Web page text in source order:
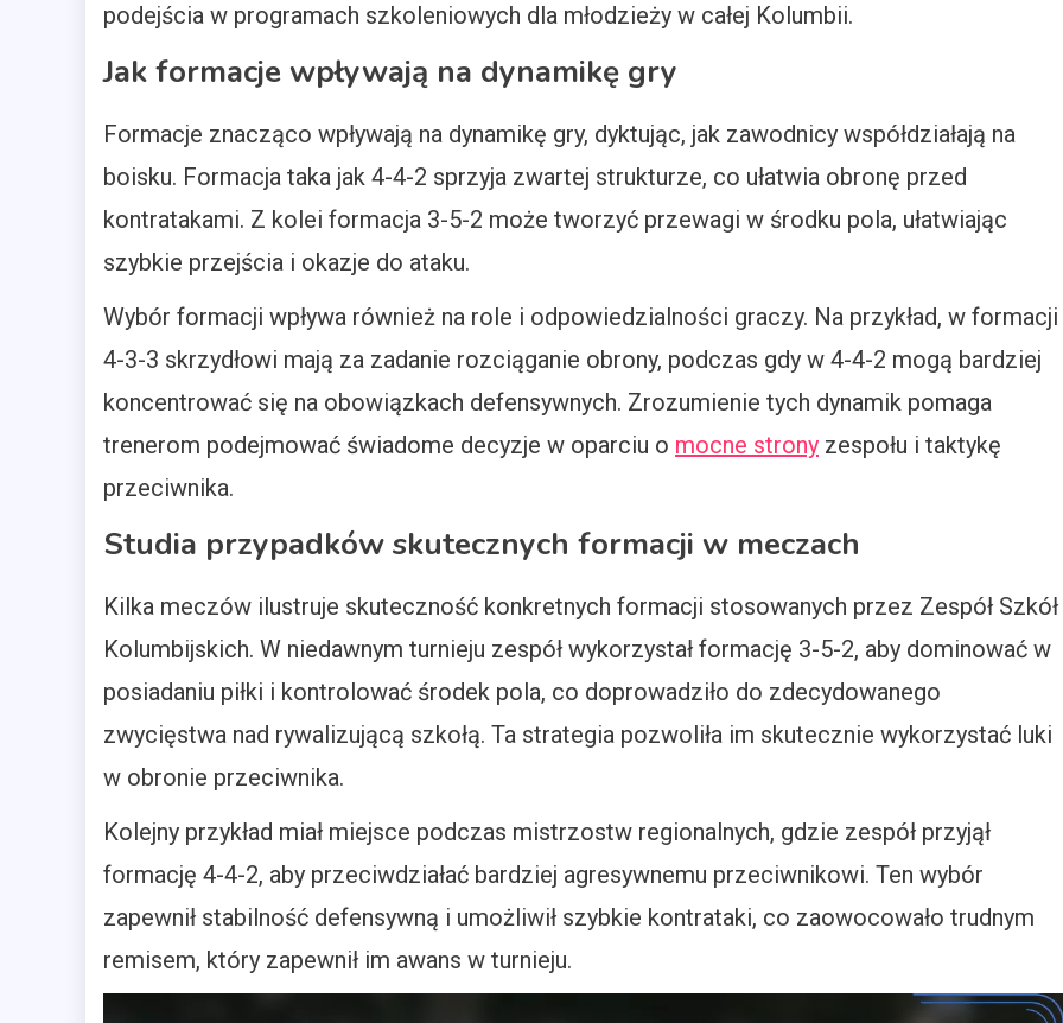
podejścia w programach szkoleniowych dla młodzieży w całej Kolumbii.
Jak formacje wpływają na dynamikę gry
Formacje znacząco wpływają na dynamikę gry, dyktując, jak zawodnicy współdziałają na
boisku. Formacja taka jak 4-4-2 sprzyja zwartej strukturze, co ułatwia obronę przed
kontratakami. Z kolei formacja 3-5-2 może tworzyć przewagi w środku pola, ułatwiając
szybkie przejścia i okazje do ataku.
Wybór formacji wpływa również na role i odpowiedzialności graczy. Na przykład, w formacji
4-3-3 skrzydłowi mają za zadanie rozciąganie obrony, podczas gdy w 4-4-2 mogą bardziej
koncentrować się na obowiązkach defensywnych. Zrozumienie tych dynamik pomaga
trenerom podejmować świadome decyzje w oparciu o mocne strony zespołu i taktykę
przeciwnika.
Studia przypadków skutecznych formacji w meczach
Kilka meczów ilustruje skuteczność konkretnych formacji stosowanych przez Zespół Szkół
Kolumbijskich. W niedawnym turnieju zespół wykorzystał formację 3-5-2, aby dominować w
posiadaniu piłki i kontrolować środek pola, co doprowadziło do zdecydowanego
zwycięstwa nad rywalizującą szkołą. Ta strategia pozwoliła im skutecznie wykorzystać luki
w obronie przeciwnika.
Kolejny przykład miał miejsce podczas mistrzostw regionalnych, gdzie zespół przyjął
formację 4-4-2, aby przeciwdziałać bardziej agresywnemu przeciwnikowi. Ten wybór
zapewnił stabilność defensywną i umożliwił szybkie kontrataki, co zaowocowało trudnym
remisem, który zapewnił im awans w turnieju.